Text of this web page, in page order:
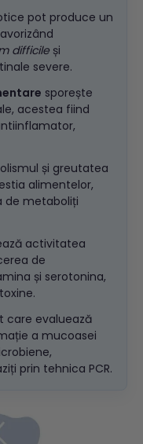
pot produce un
difficile și
severe.
sporește
acestea fiind
și greutatea
alimentelor,
de metaboliți
activitatea
de
și serotonina,
care evaluează
a mucoasei
prin tehnica PCR.